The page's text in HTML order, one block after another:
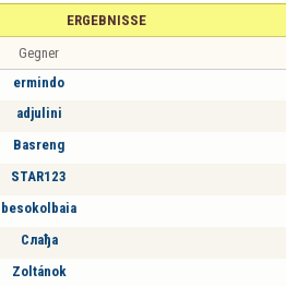
ERGEBNISSE
Gegner
ermindo
adjulini
Basreng
STAR123
besokolbaia
Слађа
Zoltánok